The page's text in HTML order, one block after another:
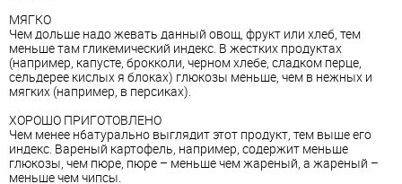
МЯГКО
Чем дольше надо жевать данный овощ, фрукт или хлеб, тем
меньше там гликемический индекс. В жестких продуктах
(например, капусте, брокколи, черном хлебе, сладком перце,
сельдерее кислых я блоках) глюкозы меньше, чем в нежных и
мягких (например, в персиках).
ХОРОШО ПРИГОТОВЛЕНО
Чем менее н6атурально выглядит этот продукт, тем выше его
индекс. Вареный картофель, например, содержит меньше
глюкозы, чем пюре, пюре – меньше чем жареный, а жареный –
меньше чем чипсы.